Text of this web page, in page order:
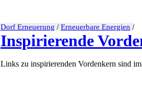
Dorf Erneuerung / Erneuerbare Energien /
Inspirierende
Links zu inspirierenden Vordenkern sind